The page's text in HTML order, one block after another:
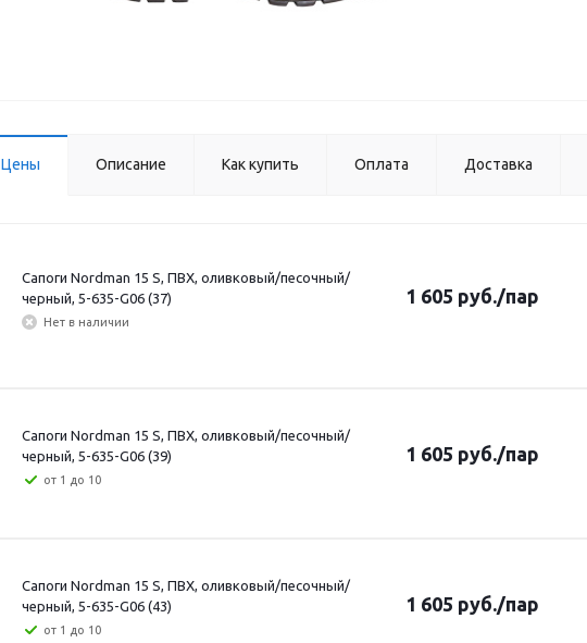
Цены Описание Как купить Оплата Доставка
Сапоги Nordman 15 S, ПВХ, оливковый/песочный/
черный, 5-635-G06 (37)
Нет в наличии
1 605 руб./пар
Сапоги Nordman 15 S, ПВХ, оливковый/песочный/
черный, 5-635-G06 (39)
от 1 до 10
1 605 руб./пар
Сапоги Nordman 15 S, ПВХ, оливковый/песочный/
черный, 5-635-G06 (43)
от 1 до 10
1 605 руб./пар